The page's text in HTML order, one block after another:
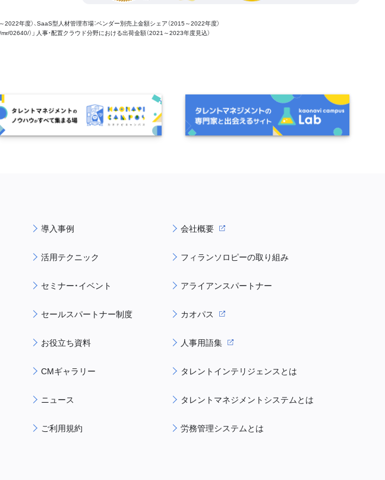
年度）、SaaS型人材管理市場：ベンダー別売上金額シェア（2015～2022年度）
）」 人事・配置クラウド分野における出荷金額（2021～2023年度見込）
導入事例
活用テクニック
セミナー・イベント
セールスパートナー制度
お役立ち資料
CMギャラリー
ニュース
ご利用規約
会社概要
フィランソロピーの取り組み
アライアンスパートナー
カオパス
人事用語集
タレントインテリジェンスとは
タレントマネジメントシステムとは
労務管理システムとは